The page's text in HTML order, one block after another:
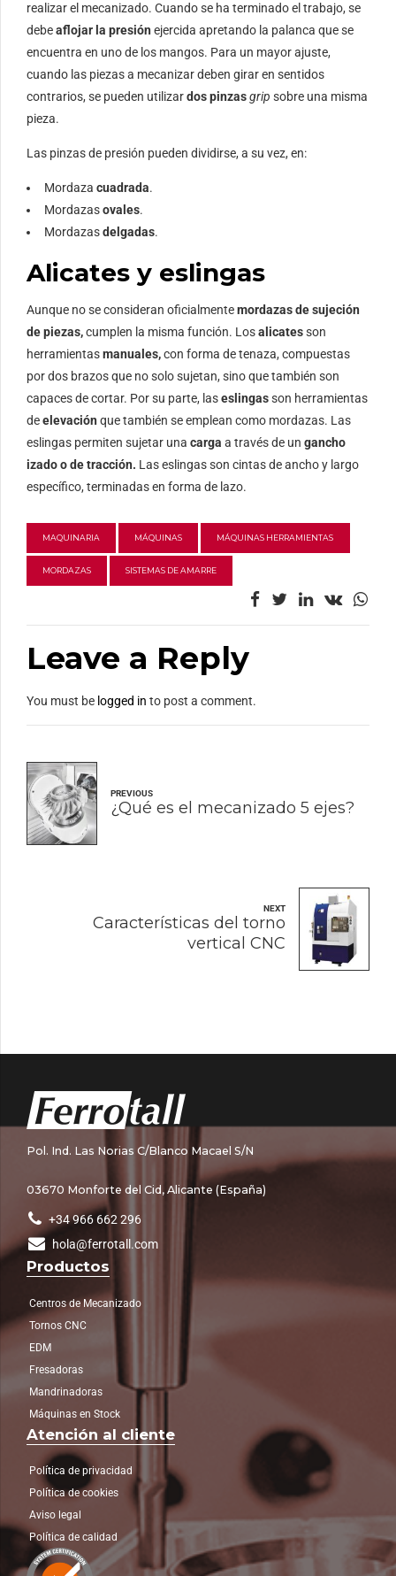
realizar el mecanizado. Cuando se ha terminado el trabajo, se
debeaflojar la presión ejercida apretando la palanca que se
encuentra en uno de los mangos. Para un mayor ajuste,
cuando las piezas a mecanizar deben girar en sentidos
contrarios, se pueden utilizardos pinzasgrip sobre una misma
pieza.
Las pinzas de presión pueden dividirse, a su vez, en:
Mordaza cuadrada.
Mordazasovales.
Mordazasdelgadas.
Alicates y eslingas
Aunque no se consideran oficialmentemordazas de sujeción
de piezas,cumplen la misma función. Losalicatesson
herramientasmanuales,con forma de tenaza, compuestas
por dos brazos que no solo sujetan, sino que también son
capaces de cortar. Por su parte, laseslingasson herramientas
deelevación que también se emplean como mordazas. Las
eslingas permiten sujetar una carga a través de un gancho
izado o de tracción. Las eslingas son cintas de ancho y largo
específico, terminadas en forma de lazo.
MAQUINARIA MÁQUINAS MÁQUINAS HERRAMIENTAS
MORDAZAS SISTEMAS DE AMARRE
Leave a Reply
You must be logged in to post a comment.
PREVIOUS
¿Qué es el mecanizado 5 ejes?
NEXT
Características del torno
vertical CNC
Pol. Ind. Las Norias C/Blanco Macael S/N
03670 Monforte del Cid, Alicante (España)
+34 966 662 296
hola@ferrotall.com
Productos
Centros de Mecanizado
Tornos CNC
EDM
Fresadoras
Mandrinadoras
Máquinas en Stock
Atención al cliente
Política de privacidad
Política de cookies
Aviso legal
Política de calidad